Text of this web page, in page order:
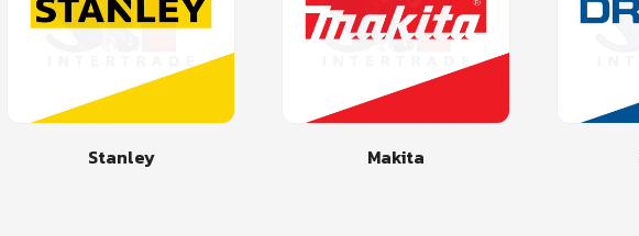
Stanley Makita